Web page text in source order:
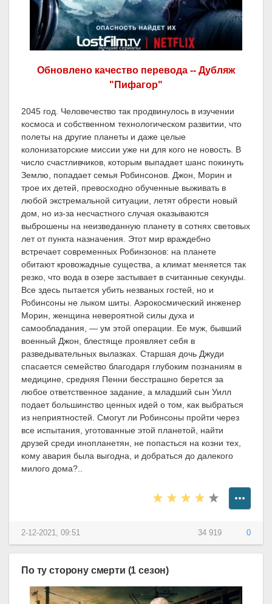
Обновлено качество перевода -- Дубляж
"Пифагор"
2045 год. Человечество так продвинулось в изучении
космоса и собственном технологическом развитии, что
полеты на другие планеты и даже целые
колонизаторские миссии уже ни для кого не новость. В
число счастливчиков, которым выпадает шанс покинуть
Землю, попадает семья Робинсонов. Джон, Морин и
трое их детей, превосходно обученные выживать в
любой экстремальной ситуации, летят обрести новый
дом, но из-за несчастного случая оказываются
выброшены на неизведанную планету в сотнях световых
лет от пункта назначения. Этот мир враждебно
встречает современных Робинзонов: на планете
обитают кровожадные существа, а климат меняется так
резко, что вода в озере застывает в считанные секунды.
Все здесь пытается убить незваных гостей, но и
Робинсоны не лыком шиты. Аэрокосмический инженер
Морин, женщина невероятной силы духа и
самообладания, — ум этой операции. Ее муж, бывший
военный Джон, блестяще проявляет себя в
разведывательных вылазках. Старшая дочь Джуди
спасается семейство благодаря глубоким познаниям в
медицине, средняя Пенни бесстрашно берется за
любое ответственное задание, а младший сын Уилл
подает большинство ценных идей о том, как выбраться
из неприятностей. Смогут ли Робинсоны пройти через
все испытания, уготованные этой планетой, найти
друзей среди инопланетян, не попасться на козни тех,
кому авария была выгодна, и добраться до далекого
милого дома?..
34 919 0
2-12-2021, 09:51
По ту сторону смерти (1 сезон)